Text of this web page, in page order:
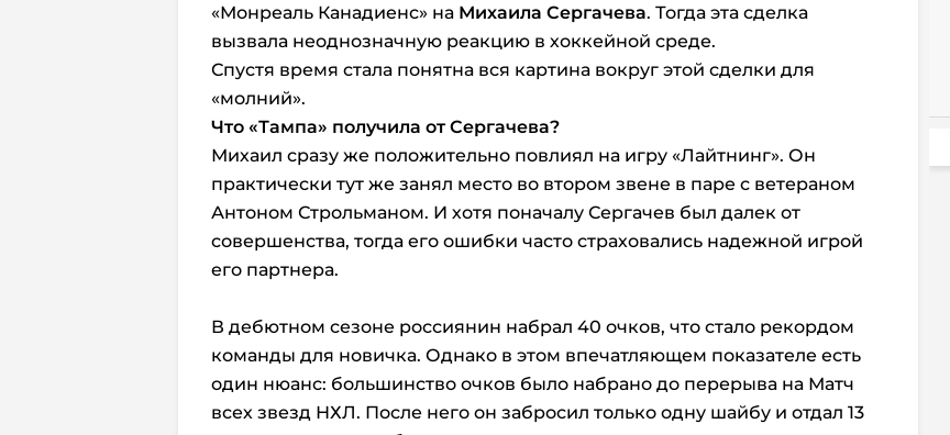
«Монреаль Канадиенс» на Михаила Сергачева. Тогда эта сделка
вызвала неоднозначную реакцию в хоккейной среде.
Спустя время стала понятна вся картина вокруг этой сделки для
«молний».
Что «Тампа» получила от Сергачева?
Михаил сразу же положительно повлиял на игру «Лайтнинг». Он
практически тут же занял место во втором звене в паре с ветераном
Антоном Строльманом. И хотя поначалу Сергачев был далек от
совершенства, тогда его ошибки часто страховались надежной игрой
его партнера.
В дебютном сезоне россиянин набрал 40 очков, что стало рекордом
команды для новичка. Однако в этом впечатляющем показателе есть
один нюанс: большинство очков было набрано до перерыва на Матч
всех звезд НХЛ. После него он забросил только одну шайбу и отдал 13